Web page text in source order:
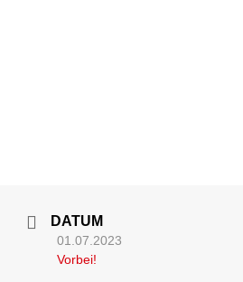
DATUM
01.07.2023
Vorbei!